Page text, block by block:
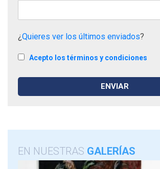
¿Quieres ver los últimos enviados?
Acepto los términos y condiciones
EN NUESTRAS GALERÍAS